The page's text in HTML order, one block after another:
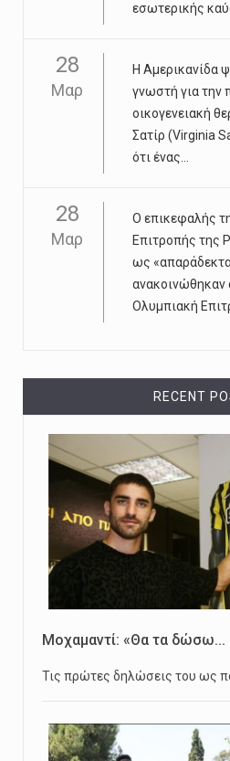
εσωτερικής
28
Μαρ
Η Αμερικανίδα
γνωστή για την
οικογενειακή
Σατίρ (Virginia
ότι ένας...
28
Μαρ
Ο επικεφαλής
Επιτροπής της
ως
ανακοινώθηκαν
Ολυμπιακή
RECENT
Μοχαμαντί: «Θα τα δώσω...
Τις πρώτες δηλώσεις του ως